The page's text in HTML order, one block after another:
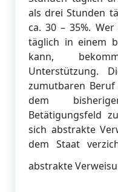
als drei Stunden
ca. 30 – 35%.
täglich in einem
kann,
Unterstützung.
zumutbaren
dem
Betätigungsfeld
sich abstrakte
dem Staat
abstrakte